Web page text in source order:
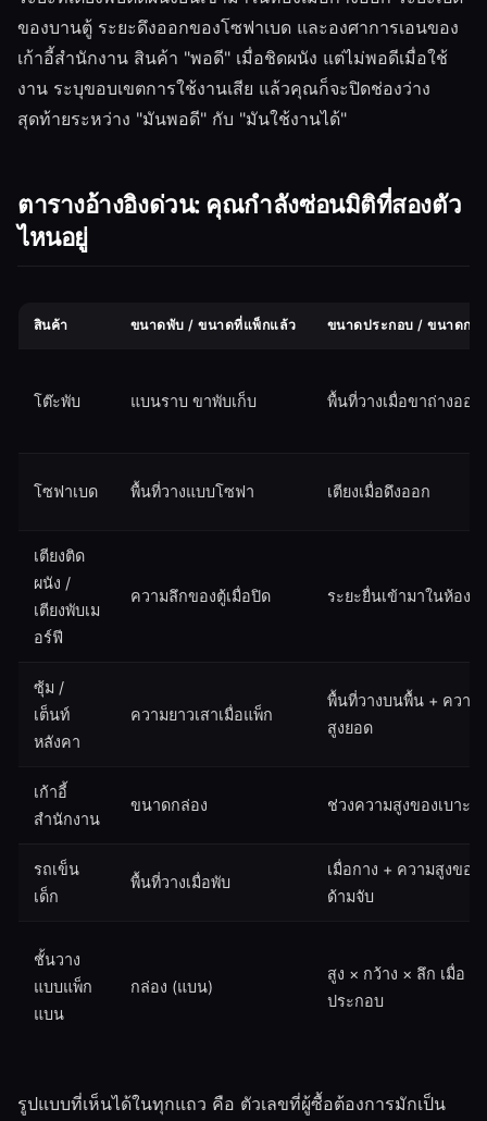
ของบานตู้ ระยะดึงออกของโซฟาเบด และองศาการเอนของ
เก้าอี้สำนักงาน สินค้า "พอดี" เมื่อชิดผนัง แต่ไม่พอดีเมื่อใช้
งาน ระบุขอบเขตการใช้งานเสีย แล้วคุณก็จะปิดช่องว่าง
สุดท้ายระหว่าง "มันพอดี" กับ "มันใช้งานได้"
ตารางอ้างอิงด่วน: คุณกำลังซ่อนมิติที่สองตัว
ไหนอยู่
สินค้า ขนาดพับ / ขนาดที่แพ็กแล้ว ขนาดประกอบ / ขนาดกาง
โต๊ะพับ แบนราบ ขาพับเก็บ พื้นที่วางเมื่อขาถ่างออก
โซฟาเบด พื้นที่วางแบบโซฟา เตียงเมื่อดึงออก
เตียงติด
ผนัง /
เตียงพับเม
อร์ฟี
ความลึกของตู้เมื่อปิด ระยะยื่นเข้ามาในห้อง
ซุ้ม /
เต็นท์
หลังคา
ความยาวเสาเมื่อแพ็ก
พื้นที่วางบนพื้น + ความ
สูงยอด
เก้าอี้
สำนักงาน
ขนาดกล่อง ช่วงความสูงของเบาะ
รถเข็น
เด็ก
พื้นที่วางเมื่อพับ
เมื่อกาง + ความสูงของ
ด้ามจับ
ชั้นวาง
แบบแพ็ก
แบน
กล่อง (แบน)
สูง × กว้าง × ลึก เมื่อ
ประกอบ
รูปแบบที่เห็นได้ในทุกแถว คือ ตัวเลขที่ผู้ซื้อต้องการมักเป็น